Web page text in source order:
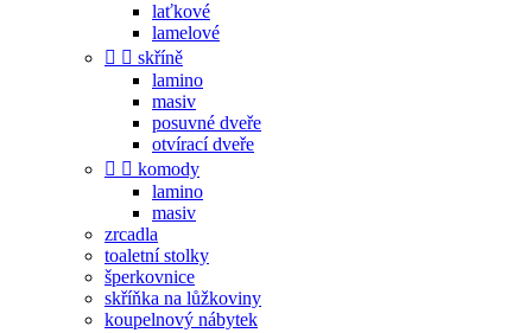
laťkové
lamelové
  skříně
lamino
masiv
posuvné dveře
otvírací dveře
  komody
lamino
masiv
zrcadla
toaletní stolky
šperkovnice
skříňka na lůžkoviny
koupelnový nábytek